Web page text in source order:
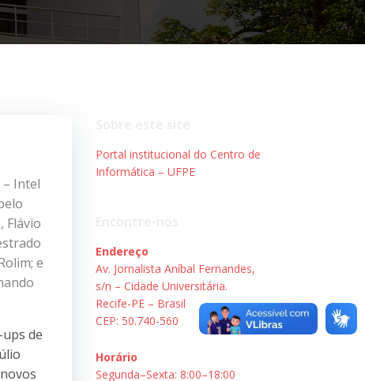
– Intel
Flávio
e
de
Portal institucional do Centro de
Informática – UFPE
Endereço
Av. Jornalista Aníbal Fernandes,
s/n – Cidade Universitária.
Recife-PE – Brasil
CEP: 50.740-560
Horário
Segunda–Sexta: 8:00–18:00